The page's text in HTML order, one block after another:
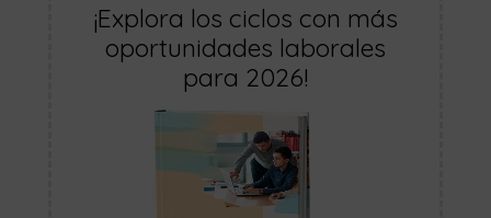
¡Explora los ciclos con más
oportunidades laborales
para 2026!